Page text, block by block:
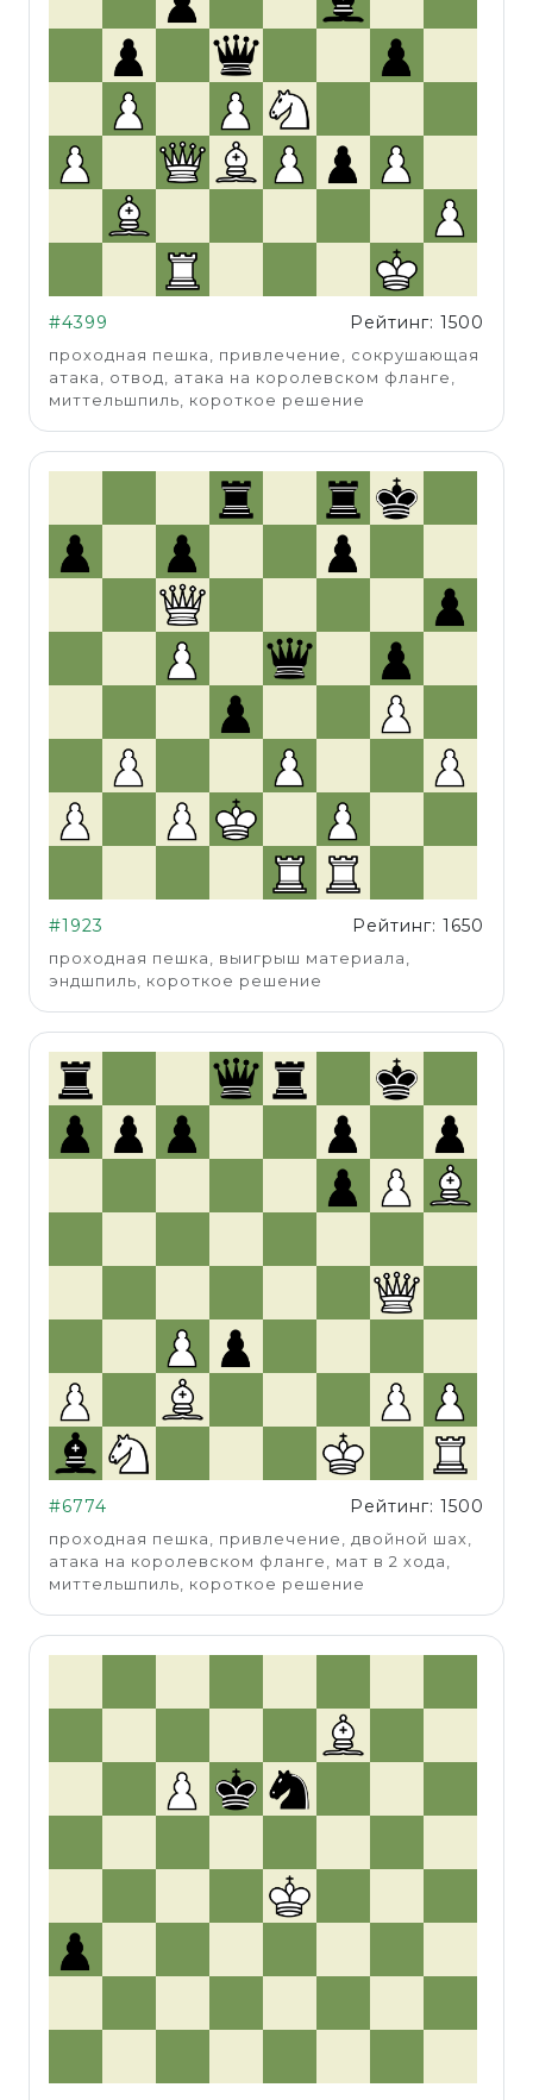
#4399 Рейтинг: 1500
проходная пешка, привлечение, сокрушающая
атака, отвод, атака на королевском фланге,
миттельшпиль, короткое решение
#1923 Рейтинг: 1650
проходная пешка, выигрыш материала,
эндшпиль, короткое решение
#6774 Рейтинг: 1500
проходная пешка, привлечение, двойной шах,
атака на королевском фланге, мат в 2 хода,
миттельшпиль, короткое решение